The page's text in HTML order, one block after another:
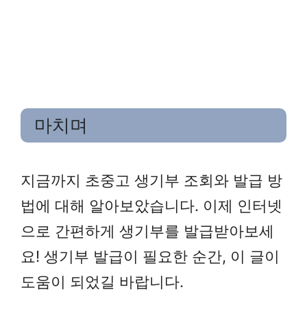
마치며
지금까지 초중고 생기부 조회와 발급 방
법에 대해 알아보았습니다. 이제 인터넷
으로 간편하게 생기부를 발급받아보세
요! 생기부 발급이 필요한 순간, 이 글이
도움이 되었길 바랍니다.